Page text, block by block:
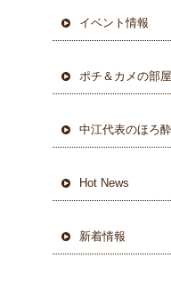
イベント情報
ポチ＆カメの部屋
中江代表のほろ
Hot News
新着情報